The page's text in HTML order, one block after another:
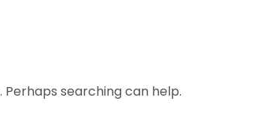
Perhaps searching can help.